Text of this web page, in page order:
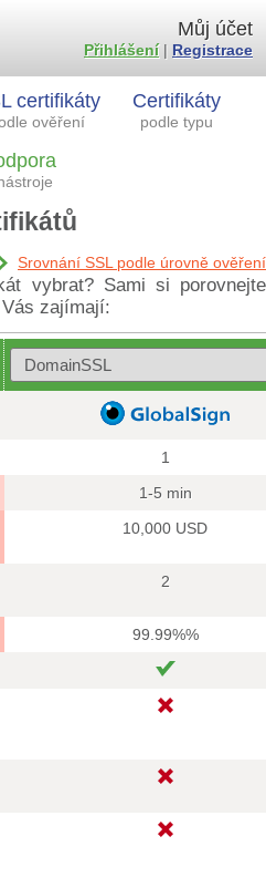
certifikáty
ověření
Certifikáty
podle typu
Můj účet
Přihlášení| Registrace
Srovnání SSL podle úrovně ověření
vybrat? Sami si porovnejte
zajímají:
1
1-5 min
10,000 USD
2
99.99%%